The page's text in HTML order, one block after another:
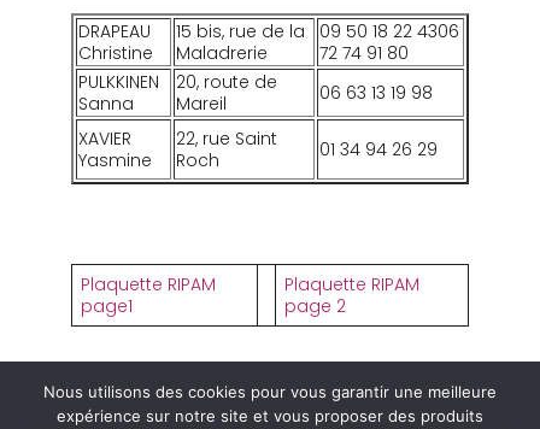
DRAPEAU
Christine
15 bis, rue de la
Maladrerie
09 50 18 22 4306
72 74 91 80
PULKKINEN
Sanna
20, route de
Mareil
06 63 13 19 98
XAVIER
Yasmine
22, rue Saint
Roch
01 34 94 26 29
Plaquette RIPAM
page1
Plaquette RIPAM
page 2
Nous utilisons des cookies pour vous garantir une meilleure
expérience sur notre site et vous proposer des produits